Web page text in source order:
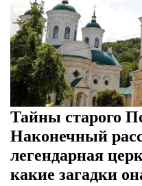
Тайны старого
Наконечный
легендарная
какие загадки